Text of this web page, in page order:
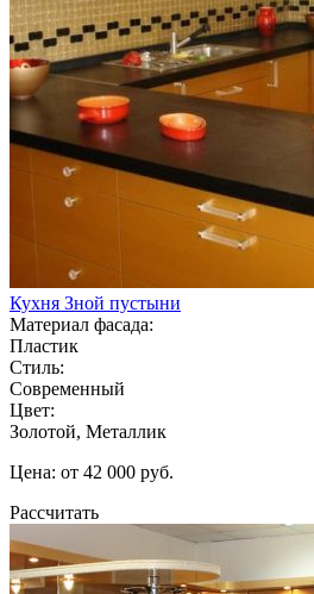
Кухня Зной пустыни
Материал фасада:
Пластик
Стиль:
Современный
Цвет:
Золотой, Металлик
Цена: от 42 000 руб.
Рассчитать